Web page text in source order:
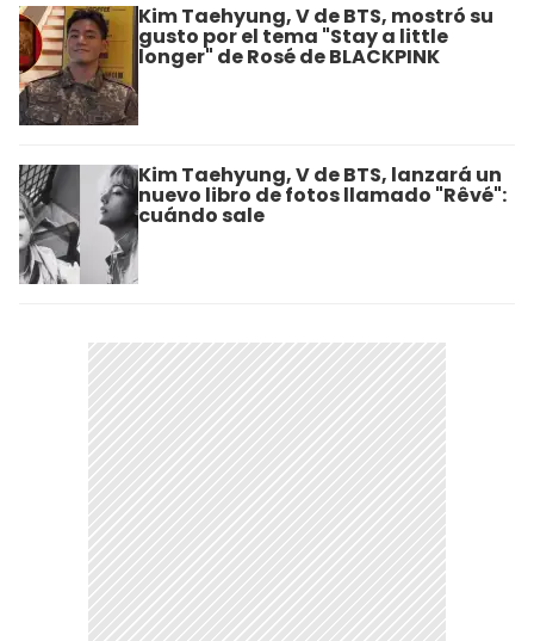
Kim Taehyung, V de BTS, mostró su
gusto por el tema "Stay a little
longer" de Rosé de BLACKPINK
Kim Taehyung, V de BTS, lanzará un
nuevo libro de fotos llamado "Rêvé":
cuándo sale